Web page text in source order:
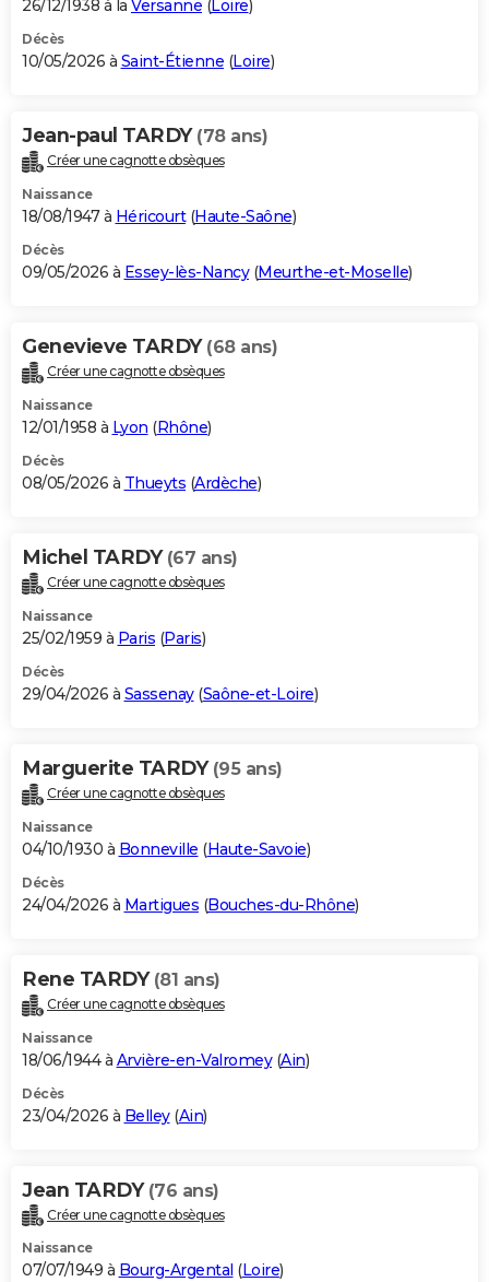
26/12/1938 à la Versanne (Loire)
Décès
10/05/2026 à Saint-Étienne (Loire)
Jean-paul TARDY (78 ans)
Créer une cagnotte obsèques
Naissance
18/08/1947 à Héricourt(Haute-Saône)
Décès
09/05/2026 à Essey-lès-Nancy(Meurthe-et-Moselle)
Genevieve TARDY (68 ans)
Créer une cagnotte obsèques
Naissance
12/01/1958 à Lyon (Rhône)
Décès
08/05/2026 à Thueyts (Ardèche)
Michel TARDY (67 ans)
Créer une cagnotte obsèques
Naissance
25/02/1959 à Paris (Paris)
Décès
29/04/2026 à Sassenay(Saône-et-Loire)
Marguerite TARDY (95 ans)
Créer une cagnotte obsèques
Naissance
04/10/1930 à Bonneville (Haute-Savoie)
Décès
24/04/2026 à Martigues (Bouches-du-Rhône)
Rene TARDY (81 ans)
Créer une cagnotte obsèques
Naissance
18/06/1944 à Arvière-en-Valromey(Ain)
Décès
23/04/2026 à Belley(Ain)
Jean TARDY (76 ans)
Créer une cagnotte obsèques
Naissance
07/07/1949 à Bourg-Argental (Loire)